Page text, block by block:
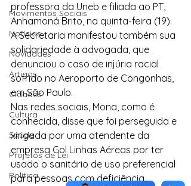
Movimentos Sociais
Notícias
Novidades
Artigos
Cidades
Cultura
Saúde
Projetos de Lei
Política
professora da Uneb e filiada ao PT,
Anhamoná Brito, na quinta-feira (19).
A Secretaria manifestou também sua
solidariedade à advogada, que
denunciou o caso de injúria racial
sofrido no Aeroporto de Congonhas,
em São Paulo.
Nas redes sociais, Mona, como é
conhecida, disse que foi perseguida e
xingada por uma atendente da
empresa Gol Linhas Aéreas por ter
usado o sanitário de uso preferencial
para pessoas com deficiência